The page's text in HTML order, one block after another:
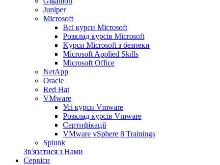
Juniper
Microsoft
Всі курси Microsoft
Розклад курсів Microsoft
Kyрси Microsoft з безпеки
Microsoft Applied Skills
Microsoft Office
NetApp
Oracle
Red Hat
VMware
Усі курси Vmware
Розклад курсів Vmware
Сертифікації
VMware vSphere 8 Trainings
Splunk
Зв'язатися з Нами
Сервіси